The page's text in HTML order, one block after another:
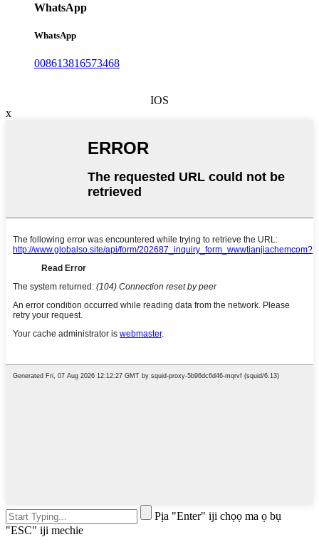
WhatsApp
WhatsApp
008613816573468
IOS
x
Pịa "Enter" iji chọọ ma ọ bụ
"ESC" iji mechie